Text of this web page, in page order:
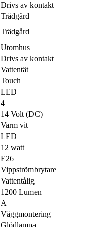
Drivs av kontakt
Trädgård
Trädgård
Utomhus
Drivs av kontakt
Vattentät
Touch
LED
4
14 Volt (DC)
Varm vit
LED
12 watt
E26
Vippströmbrytare
Vattentålig
1200 Lumen
A+
Väggmontering